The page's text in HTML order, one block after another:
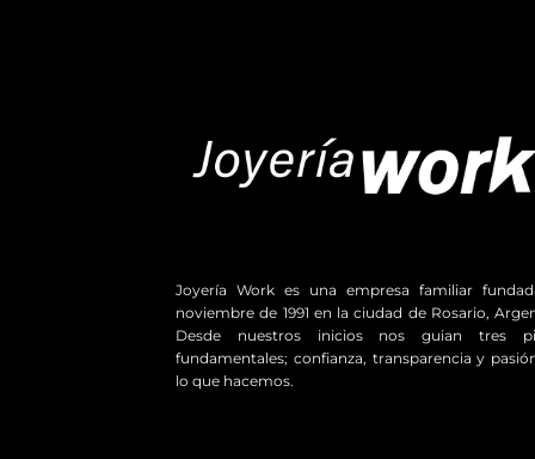
Joyería Work es una empresa familiar
noviembre de 1991 en la ciudad de Rosario,
Desde nuestros inicios nos guian tres
fundamentales; confianza, transparencia y
lo que hacemos.